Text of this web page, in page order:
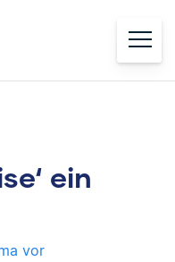
ein
vor